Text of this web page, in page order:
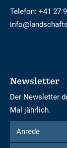
Telefon: +41 27
Newsletter
Der Newsletter
Mal jährlich.
Formular
um
Anrede
Anrede